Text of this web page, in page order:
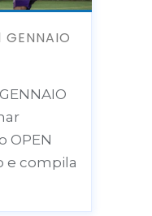
GENNAIO
OPEN
e compila